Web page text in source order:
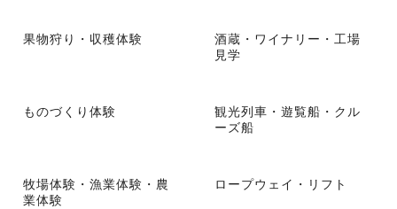
果物狩り・収穫体験
酒蔵・ワイナリー・工場
見学
ものづくり体験
観光列車・遊覧船・クル
ーズ船
牧場体験・漁業体験・農
業体験
ロープウェイ・リフト